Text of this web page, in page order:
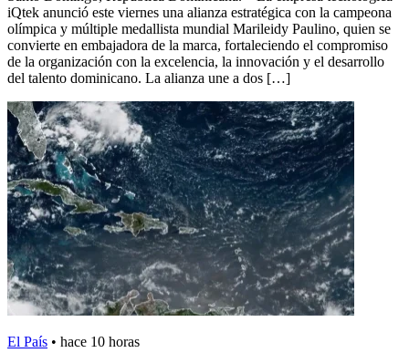
iQtek anunció este viernes una alianza estratégica con la campeona
olímpica y múltiple medallista mundial Marileidy Paulino, quien se
convierte en embajadora de la marca, fortaleciendo el compromiso
de la organización con la excelencia, la innovación y el desarrollo
del talento dominicano. La alianza une a dos […]
El País • hace 10 horas